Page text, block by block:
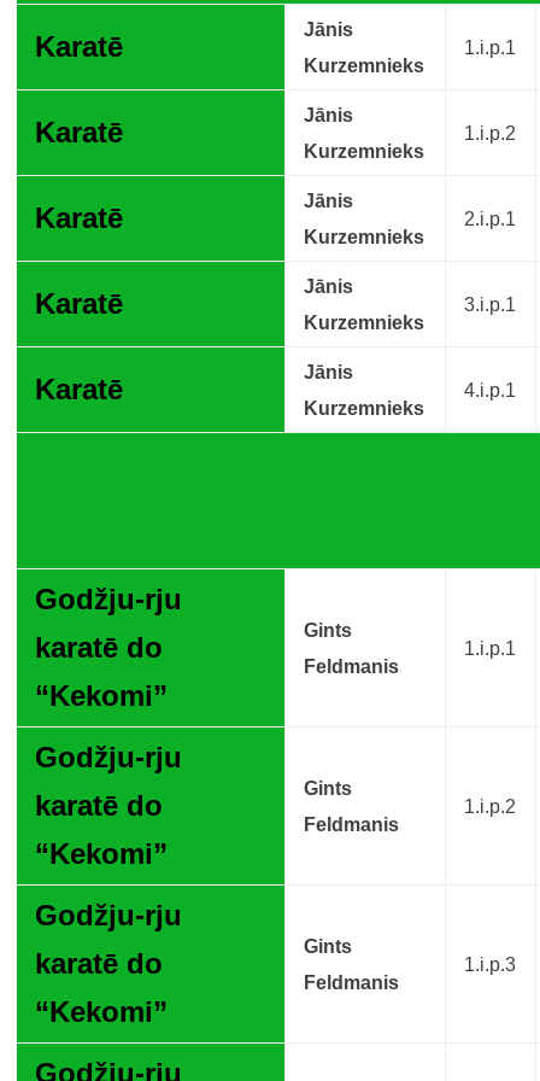
Karatē
Jānis
Kurzemnieks
1.i.p.1
Karatē
Jānis
Kurzemnieks
1.i.p.2
Karatē
Jānis
Kurzemnieks
2.i.p.1
Karatē
Jānis
Kurzemnieks
3.i.p.1
Karatē
Jānis
Kurzemnieks
4.i.p.1
Godžju-rju
karatē do
“Kekomi”
Gints
Feldmanis
1.i.p.1
Godžju-rju
karatē do
“Kekomi”
Gints
Feldmanis
1.i.p.2
Godžju-rju
karatē do
“Kekomi”
Gints
Feldmanis
1.i.p.3
Godžju-rju